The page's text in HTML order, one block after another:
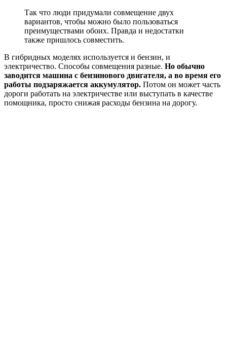
Так что люди придумали совмещение двух
вариантов, чтобы можно было пользоваться
преимуществами обоих. Правда и недостатки
также пришлось совместить.
В гибридных моделях используется и бензин, и
электричество. Способы совмещения разные. Но обычно
заводится машина с бензинового двигателя, а во время его
работы подзаряжается аккумулятор. Потом он может часть
дороги работать на электричестве или выступать в качестве
помощника, просто снижая расходы бензина на дорогу.